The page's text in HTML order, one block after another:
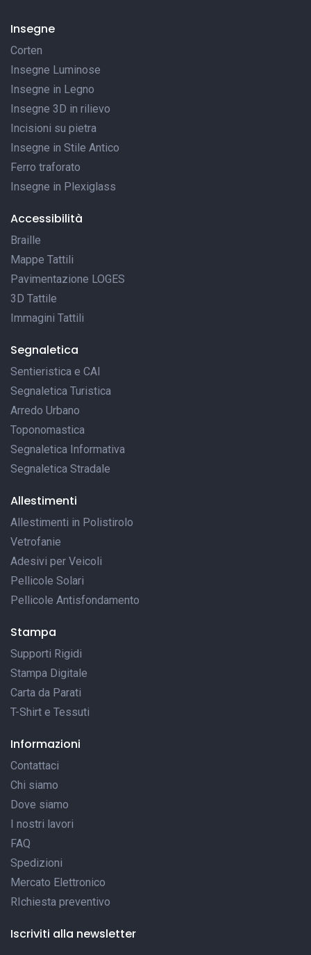
Insegne
Corten
Insegne Luminose
Insegne in Legno
Insegne 3D in rilievo
Incisioni su pietra
Insegne in Stile Antico
Ferro traforato
Insegne in Plexiglass
Accessibilità
Braille
Mappe Tattili
Pavimentazione LOGES
3D Tattile
Immagini Tattili
Segnaletica
Sentieristica e CAI
Segnaletica Turistica
Arredo Urbano
Toponomastica
Segnaletica Informativa
Segnaletica Stradale
Allestimenti
Allestimenti in Polistirolo
Vetrofanie
Adesivi per Veicoli
Pellicole Solari
Pellicole Antisfondamento
Stampa
Supporti Rigidi
Stampa Digitale
Carta da Parati
T-Shirt e Tessuti
Informazioni
Contattaci
Chi siamo
Dove siamo
I nostri lavori
FAQ
Spedizioni
Mercato Elettronico
RIchiesta preventivo
Iscriviti alla newsletter